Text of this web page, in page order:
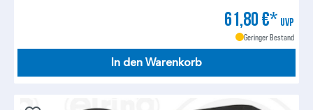
61,80 €* UVP
Geringer Bestand
In den Warenkorb